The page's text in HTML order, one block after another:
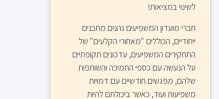
לשינוי במציאות!
חברי מועדון המשפיעים נהנים מתכנים
ייחודיים, הכוללים "מאחורי הקלעים" של
התחקירים המשפיעים, עדכונים תקופתיים
על הנעשה עם כספי התמיכה והשותפות
שלהם, מפגשים חודשיים עם דמויות
משפיעות ועוד, כאשר ביכולתם להיות